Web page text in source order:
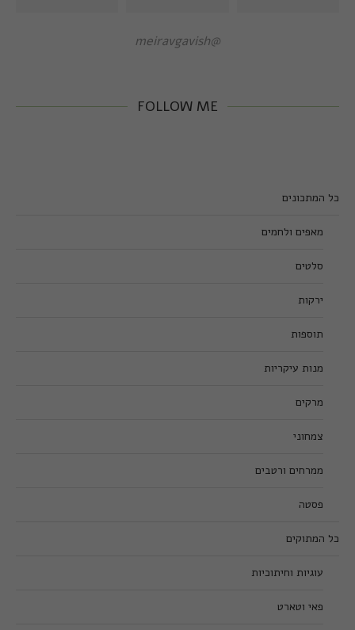
@meiravgavish
FOLLOW ME
כל המתכונים
מאפים ולחמים
סלטים
ירקות
תוספות
מנות עיקריות
מרקים
צמחוני
ממרחים ורטבים
פסטה
כל המתוקים
עוגיות וחיתוכיות
פאי וטארט